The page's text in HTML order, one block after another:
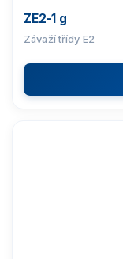
ZE2-1 g
Závaží třídy E2